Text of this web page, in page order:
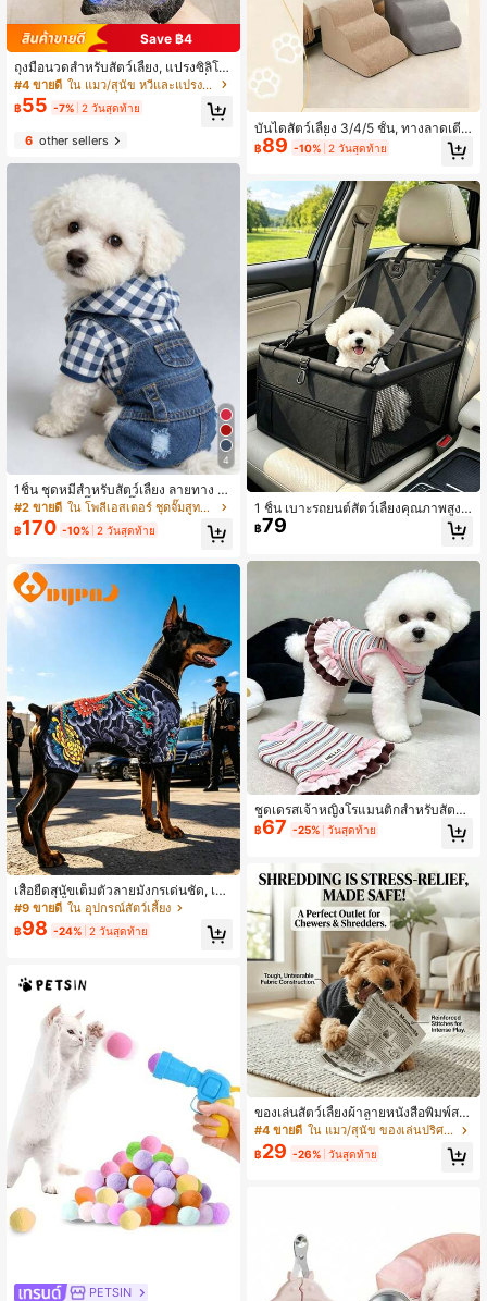
Save ฿4
ถุงมือนวดสำหรับสัตว์เลี้ยง, แปรงซิลิโค
นอเนกประสงค์สำหรับแปรงขน, เครื่องมื
อนวดและอาบน้ำ, เหมาะสำหรับสุนัข, แ
มว, ม้า, กระต่าย และสัตว์เลี้ยงขนาดเล็
#4 ขายดี ใน แมว/สุนัข หวีและแปรงขนสัตว์เลี้ยง
฿55 -7% 2 วันสุดท้าย
6other sellers
4
1ชิ้น ชุดหมีสำหรับสัตว์เลี้ยง ลายทาง 4
ขา, กางเกงเอี๊ยม ชุดจั๊มพ์สูท เอฟเฟกต์ยี
นส์ เสื้อผ้าสำหรับสัตว์เลี้ยง สำหรับฤดูใบ
ไม้ผลิ/ฤดูร้อน
#2 ขายดี ใน โพลีเอสเตอร์ ชุดจั๊มสูทสำหรับสัตว์เลี้ยง
฿170 -10% 2 วันสุดท้าย
เสื้อยืดสุนัขเต็มตัวลายมังกรเด่นชัด, เสื้อ
ยืดสัตว์เลี้ยงนุ่มระบายอากาศได้ยืดหยุ่
น, เหมาะสำหรับสุนัขขนาดกลางถึงขนา
ดใหญ่, เสื้อผ้าสุนัขสไตล์รอยสักแบบดั้งเ
ดินกลางแจ้งและการสวมใส่ประจำวัน
#9 ขายดี ใน อุปกรณ์สัตว์เลี้ยง
฿98 -24% 2 วันสุดท้าย
PETSIN
บันไดสัตว์เลี้ยง 3/4/5 ชั้น, ทางลาดเตีย
ง/โซฟา, กันลื่น ทนทานต่อการสึกหรอ,
ถอดออกและซักได้, เหมาะสำหรับสุนัขแ
ข้อ, สินค้าขายดี
฿89 -10% 2 วันสุดท้าย
1 ชิ้น เบาะรถยนต์สัตว์เลี้ยงคุณภาพสูงที่
ปรับปรุงใหม่ ป้องกันการพังทลาย แผ่นร
องเบาะหลังสำหรับสัตว์เลี้ยง ตะกร้ารถย
ศ ยกสูง พับได้ วัสดุหนา ทนต่อการขีดข่
วนและสึกหรอ ไม่ติดขน เหมาะสำหรับสุ
นัขขนาดเล็กและขนาดกลาง เตียงรถยน
ต์สัตว์เลี้ยง ตะกร้ารถยนต์สัตว์เลี้ยง เบา
ะนิรภัยรถยนต์สัตว์เลี้ยง เบาะรองนั่งรถย
นต์ป้องกันสิ่งสกปรก เตียงรถยนต์สำหรับ
การเดินทางของสัตว์เลี้ยง สิ่งจำเป็นสำห
รับการเดินทางของสัตว์เลี้ยง แผ่นรองรถ
ยนต์ป้องกันการขีดข่วนสำหรับสัตว์เลี้ยง
กระเป๋ารถยนต์สำหรับแมวและสุนัข เบา
ะรถยนต์สุนัข - สายรัดปรับได้และช่องเ
ก็บของนิรภัย
฿79
ชุดเดรสเจ้าหญิงโรแมนติกสำหรับสัตว์เ
ลี้ยง, ระบายอากาศได้ดี, กระโปรงผ้าโป
ร่ง, ชุดเดรสฤดูร้อนสำหรับสุนัขและแมว
฿67 -25% วันสุดท้าย
ของเล่นสัตว์เลี้ยงผ้าลายหนังสือพิมพ์สม
จริง - ขนาด 9.8*7 นิ้ว, ของเล่นโต้ตอบ
ป้องกันการทำลาย, ทนต่อการฉีกขาดแ
ละทนต่อการกัด, เครื่องมือบรรเทาความ
#4 ขายดี ใน แมว/สุนัข ของเล่นปริศนาและฝึกสุนัข
฿29 -26% วันสุดท้าย